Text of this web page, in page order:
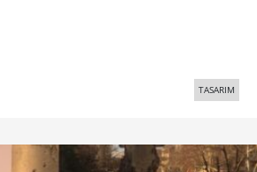
TASARIM